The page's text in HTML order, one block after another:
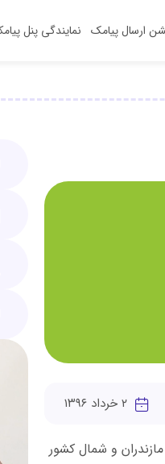
ارسال پیامک نمایندگی پنل
۲ خرداد ۱۳۹۶
و شمال کشور